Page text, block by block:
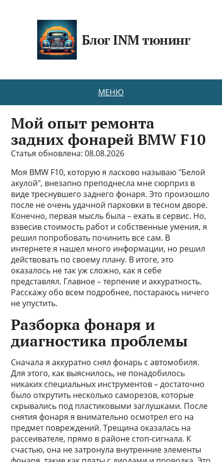
Блог INM тюнинг
МЕНЮ
Мой опыт ремонта
задних фонарей BMW F10
Статья обновлена: 08.08.2026
Моя BMW F10, которую я ласково называю "Белой
акулой", внезапно преподнесла мне сюрприз в
виде треснувшего заднего фонаря. Это произошло
после не очень удачной парковки в тесном дворе.
Конечно, первая мысль была – ехать в сервис. Но,
взвесив стоимость работ и собственные умения, я
решил попробовать починить все сам. В
интернете я нашел много информации, но решил
действовать по своему плану. В итоге, это
оказалось не так уж сложно, как я себе
представлял. Главное – терпение и аккуратность.
Расскажу обо всем подробнее, постараюсь ничего
не упустить.
Разборка фонаря и
диагностика проблемы
Сначала я аккуратно снял фонарь с автомобиля.
Для этого, как выяснилось, не понадобилось
никаких специальных инструментов – достаточно
было открутить несколько саморезов, которые
скрывались под пластиковыми заглушками. После
снятия фонаря я внимательно осмотрел его на
предмет повреждений. Трещина оказалась на
рассеивателе, прямо в районе стоп-сигнала. К
счастью, она не затронула внутренние элементы